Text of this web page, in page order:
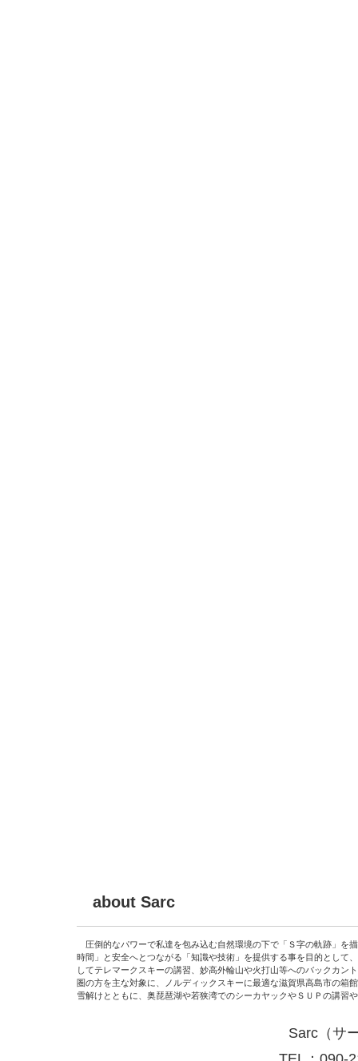
about Sarc
圧倒的なパワーで私達を包み込む自然環境の下で「Ｓ字の軌跡」を
時間」と安全へとつながる「知識や技術」を提供する事を目的として
してテレマークスキーの講習、妙高外輪山や火打山等へのバックカン
圏の方を主な対象に、
ノルディックスキーに最適な滋賀県高島市の箱
雪解けとともに、奥琵琶湖や若狭湾でのシーカヤックやＳＵＰの講習
Sarc（サ